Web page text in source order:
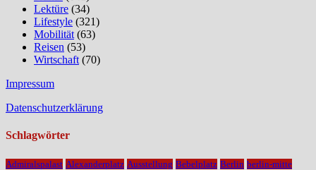
Lektüre (34)
Lifestyle (321)
Mobilität (63)
Reisen (53)
Wirtschaft (70)
Impressum
Datenschutzerklärung
Schlagwörter
Admiralspalast Alexanderplatz Ausstellung Bebelplatz Berlin berlin-mitte